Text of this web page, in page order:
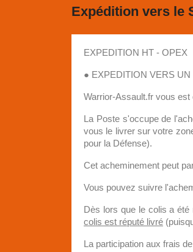
Expédition vers le
EXPEDITION HT - OPEX
● EXPEDITION VERS UN
Warrior-Assault.fr vous
La Poste s'occupe de
vous le livrer sur votre
pour la Défense).
Cet acheminement peut
Vous pouvez suivre
Dès lors que le colis a
colis est réputé livré
La participation aux frais